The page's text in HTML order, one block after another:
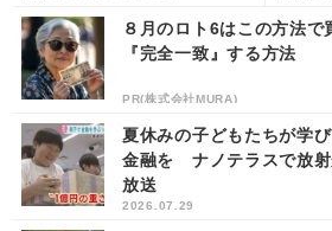
８月のロト6はこの方法
『完全一致』する方法
PR(株式会社MURA)
夏休みの子どもたちが学
金融を ナノテラスで放
放送
2026.07.29